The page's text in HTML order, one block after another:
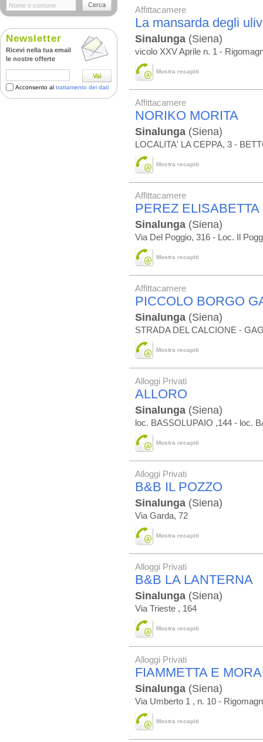
Affittacamere
La mansarda degli
Sinalunga (Siena)
vicolo XXV Aprile n. 1 -
Mostra recapiti
Affittacamere
NORIKO MORITA
Sinalunga (Siena)
LOCALITA' LA CEPPA, 3 -
Mostra recapiti
Affittacamere
PEREZ ELISABETTA
Sinalunga (Siena)
Via Del Poggio, 316 - Loc. Il
Mostra recapiti
Affittacamere
PICCOLO BORGO
Sinalunga (Siena)
STRADA DEL CALCIONE -
Mostra recapiti
Alloggi Privati
ALLORO
Sinalunga (Siena)
loc. BASSOLUPAIO ,144 - loc.
Mostra recapiti
Alloggi Privati
B&B IL POZZO
Sinalunga (Siena)
Via Garda, 72
Mostra recapiti
Alloggi Privati
B&B LA LANTERNA
Sinalunga (Siena)
Via Trieste , 164
Mostra recapiti
Alloggi Privati
FIAMMETTA E
Sinalunga (Siena)
Via Umberto 1 , n. 10 -
Mostra recapiti
Cerca
Newsletter
Ricevi nella tua email
le nostre offerte
Vai
Acconsento al trattamento dei dati